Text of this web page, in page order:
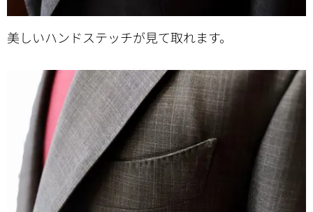
美しいハンドステッチが見て取れます。